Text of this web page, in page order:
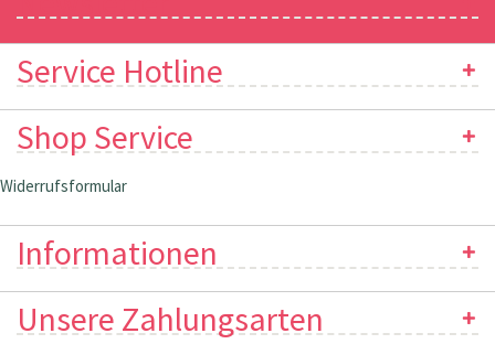
Service Hotline
Shop Service
Widerrufsformular
Informationen
Unsere Zahlungsarten